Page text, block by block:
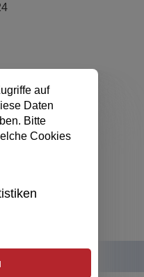
auf
Daten
Bitte
Cookies